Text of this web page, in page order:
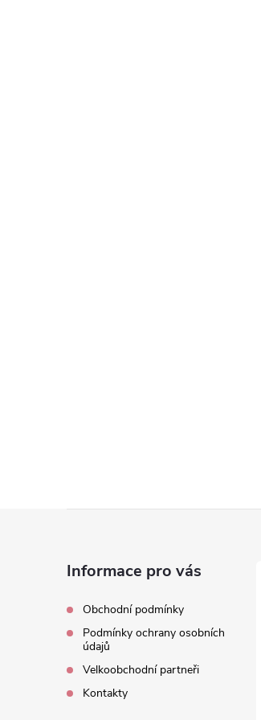
Informace pro vás
Obchodní podmínky
Podmínky ochrany osobních
údajů
Velkoobchodní partneři
Kontakty